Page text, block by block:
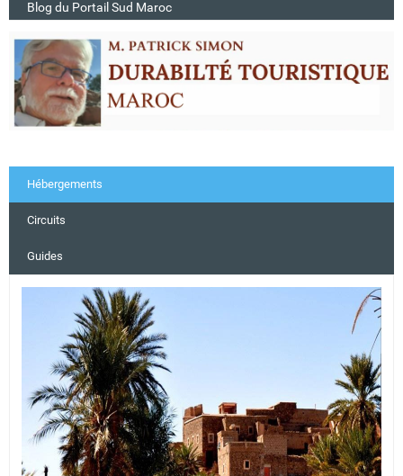
Blog du Portail Sud Maroc
Hébergements
Circuits
Guides